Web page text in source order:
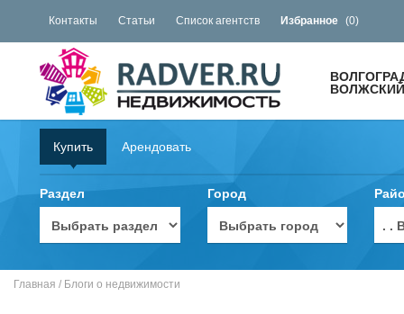
Контакты Статьи Список агентств Избранное (0)
ВОЛЖСКИЙ
Купить Арендовать
Раздел Город
. .
Главная / Блоги о недвижимости